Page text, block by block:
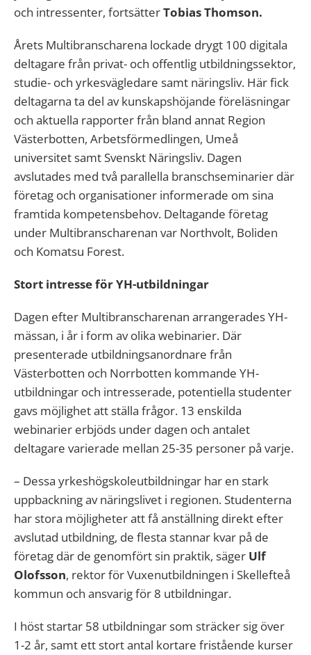
och intressenter, fortsätterTobias Thomson.
Årets Multibranscharena lockade drygt 100 digitala
deltagare från privat- och offentlig utbildningssektor,
studie- och yrkesvägledare samt näringsliv. Här fick
deltagarna ta del av kunskapshöjande föreläsningar
och aktuella rapporter från bland annat Region
Västerbotten, Arbetsförmedlingen, Umeå
universitet samt Svenskt Näringsliv. Dagen
avslutades med två parallella branschseminarier där
företag och organisationer informerade om sina
framtida kompetensbehov. Deltagande företag
under Multibranscharenan var Northvolt, Boliden
och Komatsu Forest.
Stort intresse för YH-utbildningar
Dagen efter Multibranscharenan arrangerades YH-
mässan, i år i form av olika webinarier. Där
presenterade utbildningsanordnare från
Västerbotten och Norrbotten kommande YH-
utbildningar och intresserade, potentiella studenter
gavs möjlighet att ställa frågor. 13 enskilda
webinarier erbjöds under dagen och antalet
deltagare varierade mellan 25-35 personer på varje.
– Dessa yrkeshögskoleutbildningar har en stark
uppbackning av näringslivet i regionen. Studenterna
har stora möjligheter att få anställning direkt efter
avslutad utbildning, de flesta stannar kvar på de
företag där de genomfört sin praktik, säger Ulf
Olofsson, rektor för Vuxenutbildningen i Skellefteå
kommun och ansvarig för 8 utbildningar.
I höst startar 58 utbildningar som sträcker sig över
1-2 år, samt ett stort antal kortare fristående kurser